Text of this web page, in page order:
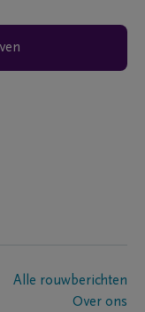
Alle rouwberichten
Over ons